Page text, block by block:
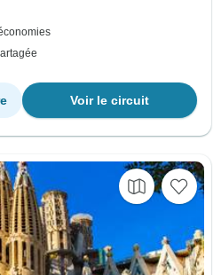
Voir le circuit